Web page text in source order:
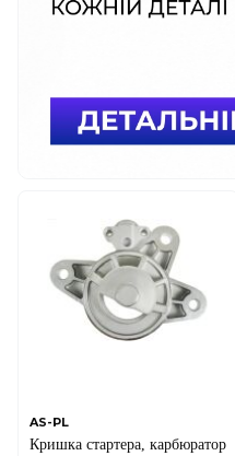
AS-PL
Кришка стартера, карбюратор